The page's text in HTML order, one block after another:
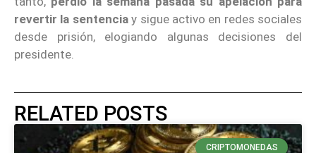
revertir la sentenciay sigue activo en redes sociales
desde prisión, elogiando algunas decisiones del
presidente.
RELATED POSTS
CRIPTOMONEDAS